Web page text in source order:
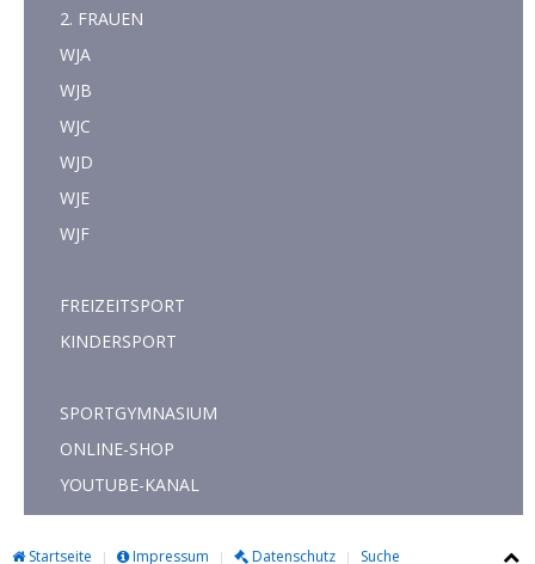
2. FRAUEN
WJA
WJB
WJC
WJD
WJE
WJF
FREIZEITSPORT
KINDERSPORT
SPORTGYMNASIUM
ONLINE-SHOP
YOUTUBE-KANAL
Startseite Impressum Datenschutz Suche